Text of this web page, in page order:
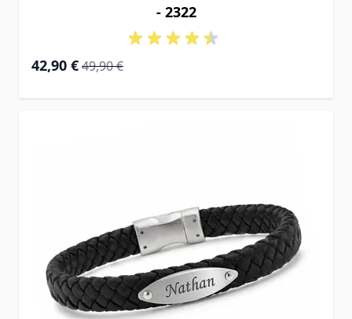
- 2322
Special Price
42,90 € Regular Price
49,90 €